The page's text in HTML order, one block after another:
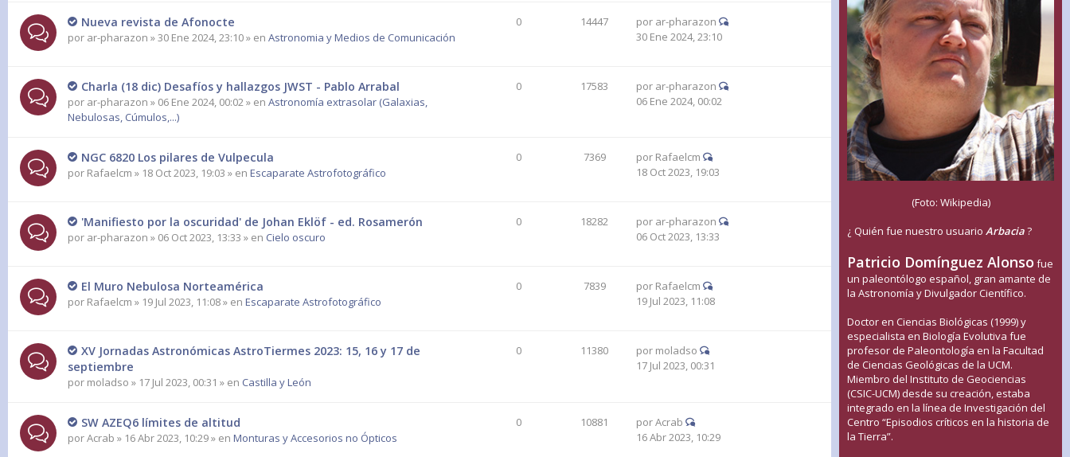
Nueva revista de Afonocte
por ar-pharazon » 30 Ene 2024, 23:10 » en Astronomia y Medios de Comunicación
0 14447 por ar-pharazon
30 Ene 2024, 23:10
Charla (18 dic) Desafíos y hallazgos JWST - Pablo Arrabal
por ar-pharazon » 06 Ene 2024, 00:02 » en Astronomía extrasolar (Galaxias,
Nebulosas, Cúmulos,...)
0 17583 por ar-pharazon
06 Ene 2024, 00:02
NGC 6820 Los pilares de Vulpecula
por Rafaelcm » 18 Oct 2023, 19:03 » en Escaparate Astrofotográfico
0 7369 por Rafaelcm
18 Oct 2023, 19:03
'Manifiesto por la oscuridad' de Johan Eklöf - ed. Rosamerón
por ar-pharazon » 06 Oct 2023, 13:33 » en Cielo oscuro
0 18282 por ar-pharazon
06 Oct 2023, 13:33
El Muro Nebulosa Norteamérica
por Rafaelcm » 19 Jul 2023, 11:08 » en Escaparate Astrofotográfico
0 7839 por Rafaelcm
19 Jul 2023, 11:08
XV Jornadas Astronómicas AstroTiermes 2023: 15, 16 y 17 de
septiembre
por moladso » 17 Jul 2023, 00:31 » en Castilla y León
0 11380 por moladso
17 Jul 2023, 00:31
SW AZEQ6 límites de altitud
porAcrab » 16 Abr 2023, 10:29 » en Monturas y Accesorios no Ópticos
0 10881 porAcrab
16 Abr 2023, 10:29
(Foto: Wikipedia)
¿ Quién fue nuestro usuario Arbacia?
Patricio Domínguez Alonso fue
un paleontólogo español, gran amante de
la Astronomía y Divulgador Científico.
Doctor en Ciencias Biológicas (1999) y
especialista en Biología Evolutiva fue
profesor de Paleontología en la Facultad
de Ciencias Geológicas de la UCM.
Miembro del Instituto de Geociencias
(CSIC-UCM) desde su creación, estaba
integrado en la línea de Investigación del
Centro “Episodios críticos en la historia de
la Tierra”.